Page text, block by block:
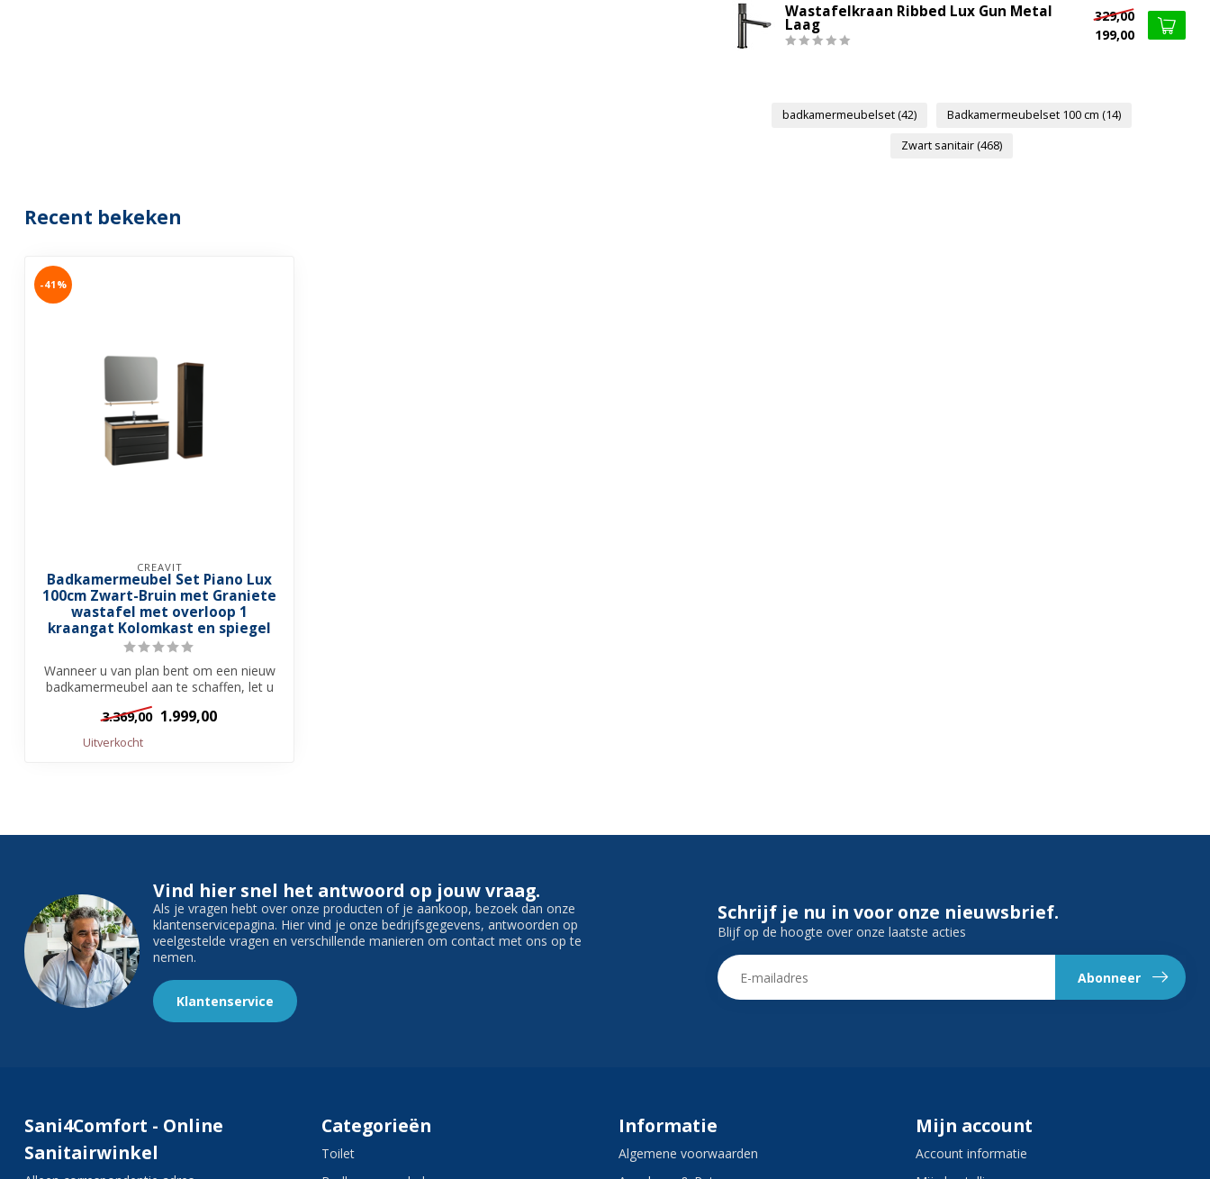
Wastafelkraan Ribbed Lux Gun Metal
Laag
329,00
199,00
badkamermeubelset(42) Badkamermeubelset 100 cm (14)
Zwart sanitair(468)
Recent bekeken
-41%
CREAVIT
Badkamermeubel Set Piano Lux
100cm Zwart-Bruin met Graniete
wastafel met overloop 1
kraangat Kolomkast en spiegel
Wanneer u van plan bent om een nieuw
badkamermeubel aan te schaffen, let u
op ee...
3.369,00 1.999,00
Uitverkocht
Vind hier snel het antwoord op jouw vraag.
Als je vragen hebt over onze producten of je aankoop, bezoek dan onze
klantenservicepagina. Hier vind je onze bedrijfsgegevens, antwoorden op
veelgestelde vragen en verschillende manieren om contact met ons op te
nemen.
Klantenservice
Schrijf je nu in voor onze nieuwsbrief.
Blijf op de hoogte over onze laatste acties
Abonneer
Sani4Comfort - Online
Sanitairwinkel
Categorieën
Toilet
Informatie
Algemene voorwaarden
Mijn account
Account informatie